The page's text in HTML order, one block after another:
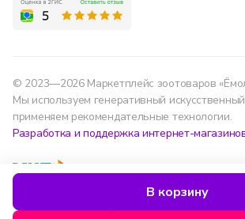
В корзину
© 2023—2026 Маркетплейс зоотоваров
Мы используем генеративный
применяем рекомендательные технологии.
Разработка и поддержка интернет-